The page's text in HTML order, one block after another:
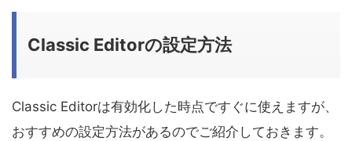
Classic Editorの設定方法
Classic Editorは有効化した時点ですぐに使えますが、
おすすめの設定方法があるのでご紹介しておきます。